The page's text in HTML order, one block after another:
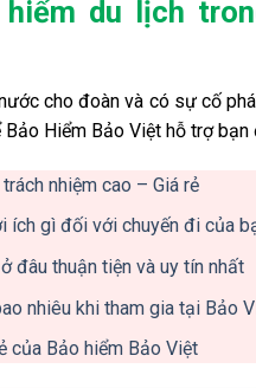
du lịch
cho đoàn và có sự cố
Bảo Hiểm Bảo Việt hỗ trợ
nhiệm cao – Giá rẻ
ích gì đối với chuyến đi của
đâu thuận tiện và uy tín nhất
nhiêu khi tham gia tại Bảo
của Bảo hiểm Bảo Việt